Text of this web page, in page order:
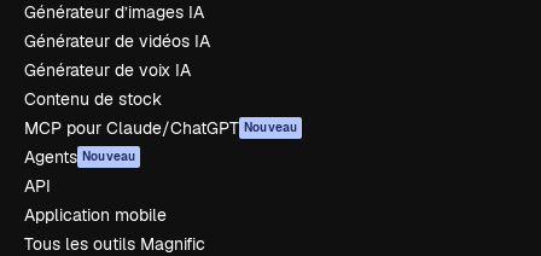
Générateur d’images IA
Générateur de vidéos IA
Générateur de voix IA
Contenu de stock
MCP pour Claude/ChatGPT Nouveau
Agents Nouveau
API
Application mobile
Tous les outils Magnific